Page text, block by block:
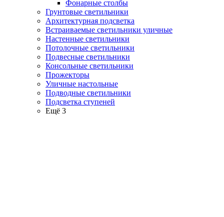
Фонарные столбы
Грунтовые светильники
Архитектурная подсветка
Встраиваемые светильники уличные
Настенные светильники
Потолочные светильники
Подвесные светильники
Консольные светильники
Прожекторы
Уличные настольные
Подводные светильники
Подсветка ступеней
Ещё 3